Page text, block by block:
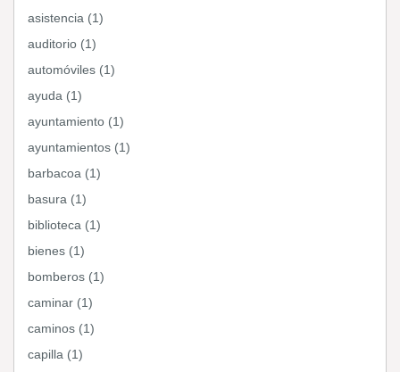
asistencia (1)
auditorio (1)
automóviles (1)
ayuda (1)
ayuntamiento (1)
ayuntamientos (1)
barbacoa (1)
basura (1)
biblioteca (1)
bienes (1)
bomberos (1)
caminar (1)
caminos (1)
capilla (1)